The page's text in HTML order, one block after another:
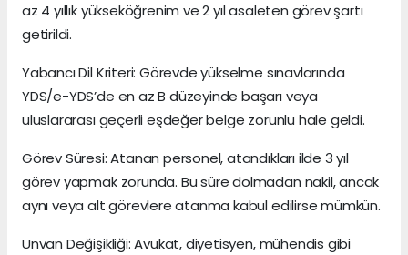
az 4 yıllık yükseköğrenim ve 2 yıl asaleten görev şartı
getirildi.
Yabancı Dil Kriteri: Görevde yükselme sınavlarında
YDS/e-YDS’de en az B düzeyinde başarı veya
uluslararası geçerli eşdeğer belge zorunlu hale geldi.
Görev Süresi: Atanan personel, atandıkları ilde 3 yıl
görev yapmak zorunda. Bu süre dolmadan nakil, ancak
aynı veya alt görevlere atanma kabul edilirse mümkün.
Unvan Değişikliği: Avukat, diyetisyen, mühendis gibi